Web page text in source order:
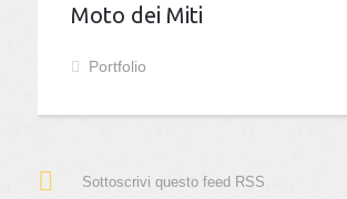
Moto dei Miti
Portfolio
Sottoscrivi questo feed RSS